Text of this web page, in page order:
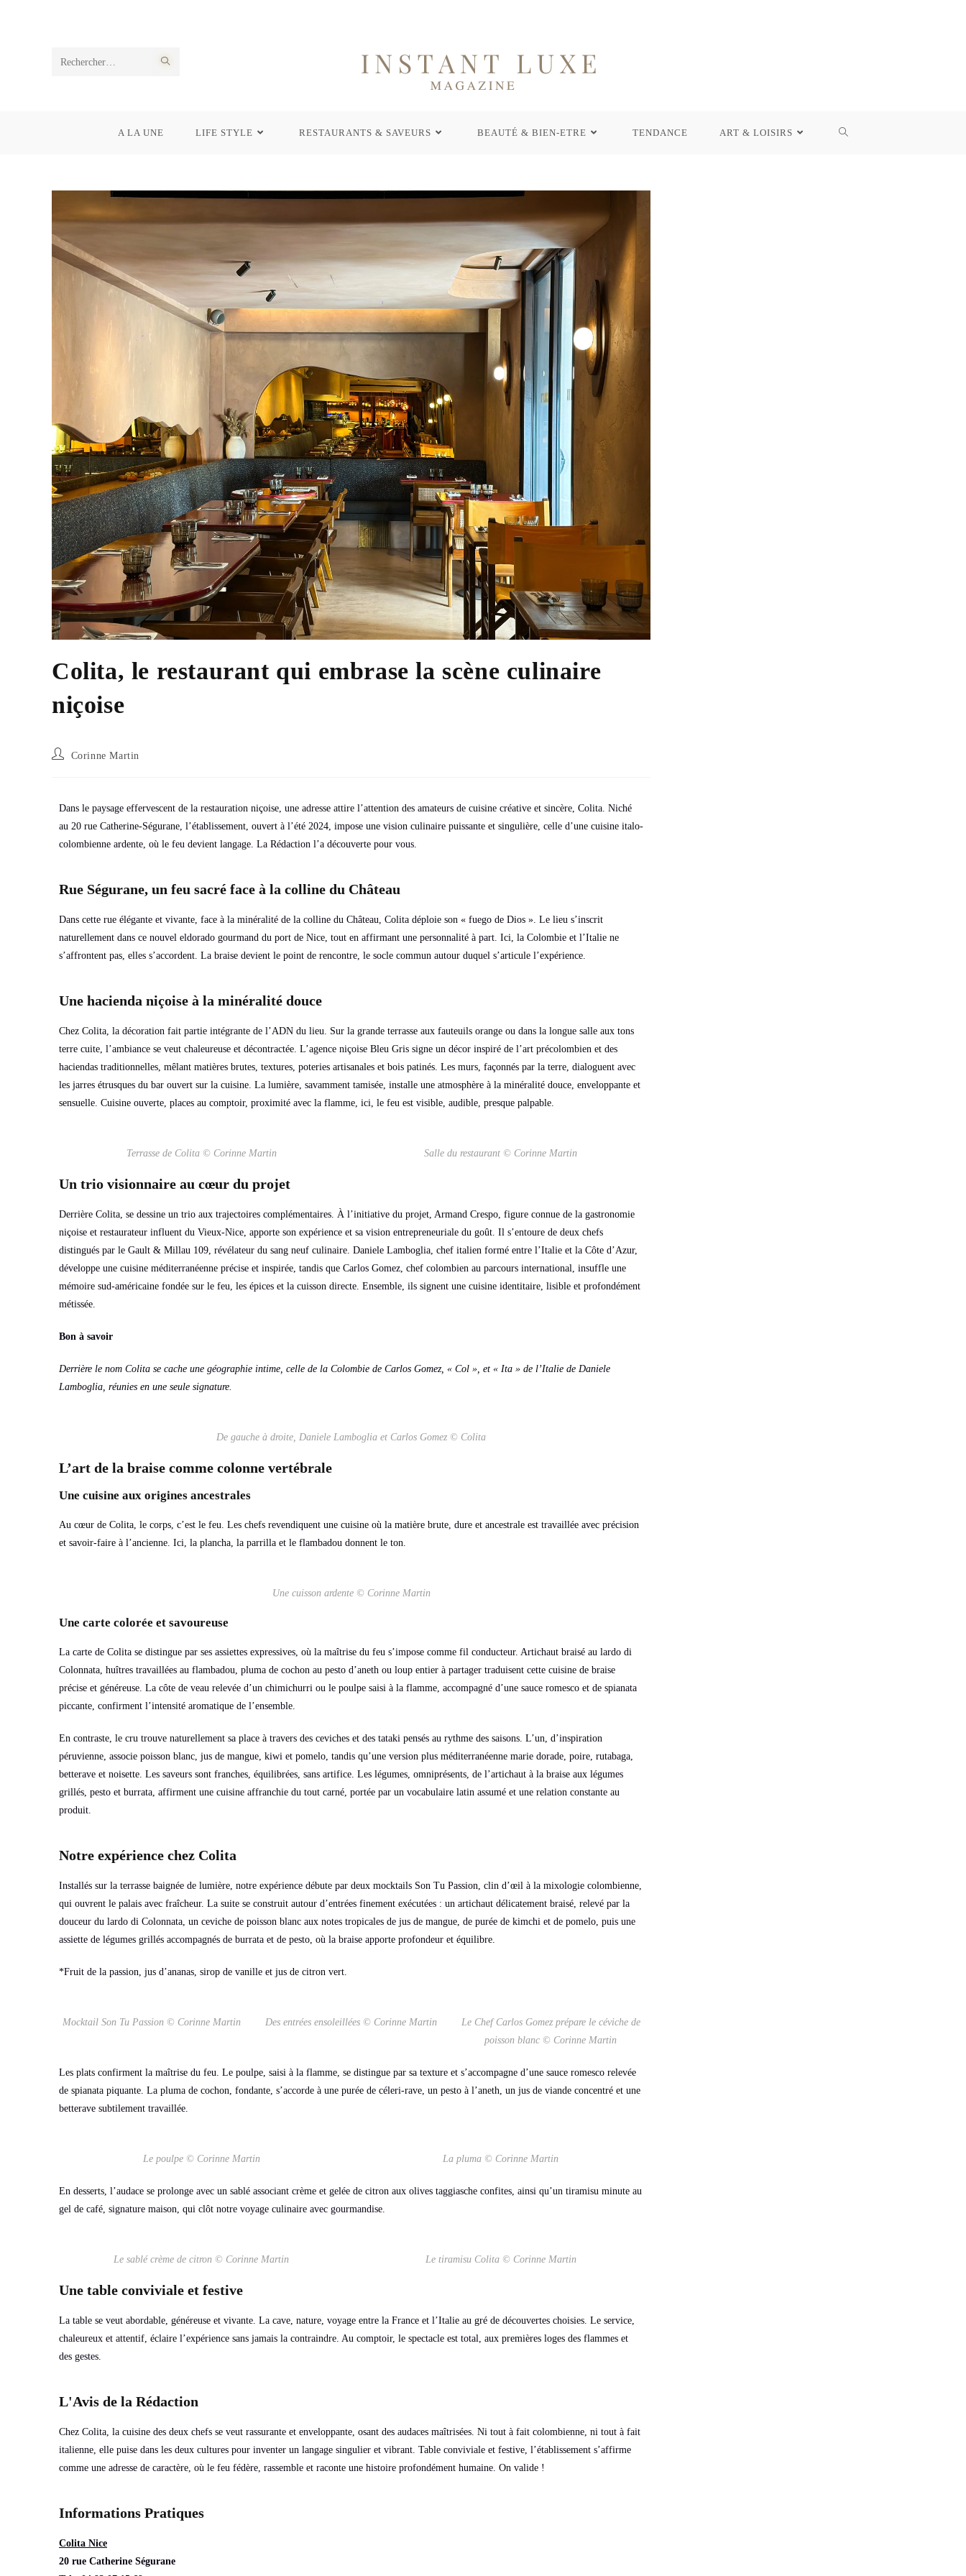
Rechercher
A LA UNE LIFE STYLE RESTAURANTS & SAVEURS BEAUTÉ & BIEN-ETRE TENDANCE ART & LOISIRS
Colita, le restaurant qui embrase la scène culinaire
niçoise
Corinne Martin
Dans le paysage effervescent de la restauration niçoise, une adresse attire l’attention des amateurs de cuisine créative et sincère, Colita. Niché
au 20 rue Catherine-Ségurane, l’établissement, ouvert à l’été 2024, impose une vision culinaire puissante et singulière, celle d’une cuisine italo-
colombienne ardente, où le feu devient langage. La Rédaction l’a découverte pour vous.
Rue Ségurane, un feu sacré face à la colline du Château
Dans cette rue élégante et vivante, face à la minéralité de la colline du Château, Colita déploie son « fuego de Dios ». Le lieu s’inscrit
naturellement dans ce nouvel eldorado gourmand du port de Nice, tout en affirmant une personnalité à part. Ici, la Colombie et l’Italie ne
s’affrontent pas, elles s’accordent. La braise devient le point de rencontre, le socle commun autour duquel s’articule l’expérience.
Une hacienda niçoise à la minéralité douce
Chez Colita, la décoration fait partie intégrante de l’ADN du lieu. Sur la grande terrasse aux fauteuils orange ou dans la longue salle aux tons
terre cuite, l’ambiance se veut chaleureuse et décontractée. L’agence niçoise Bleu Gris signe un décor inspiré de l’art précolombien et des
haciendas traditionnelles, mêlant matières brutes, textures, poteries artisanales et bois patinés. Les murs, façonnés par la terre, dialoguent avec
les jarres étrusques du bar ouvert sur la cuisine. La lumière, savamment tamisée, installe une atmosphère à la minéralité douce, enveloppante et
sensuelle. Cuisine ouverte, places au comptoir, proximité avec la flamme, ici, le feu est visible, audible, presque palpable.
Terrasse de Colita © Corinne Martin Salle du restaurant © Corinne Martin
Un trio visionnaire au cœur du projet
Derrière Colita, se dessine un trio aux trajectoires complémentaires. À l’initiative du projet, Armand Crespo, figure connue de la gastronomie
niçoise et restaurateur influent du Vieux-Nice, apporte son expérience et sa vision entrepreneuriale du goût. Il s’entoure de deux chefs
distingués par le Gault & Millau 109, révélateur du sang neuf culinaire. Daniele Lamboglia, chef italien formé entre l’Italie et la Côte d’Azur,
développe une cuisine méditerranéenne précise et inspirée, tandis que Carlos Gomez, chef colombien au parcours international, insuffle une
mémoire sud-américaine fondée sur le feu, les épices et la cuisson directe. Ensemble, ils signent une cuisine identitaire, lisible et profondément
métissée.
Bon à savoir
Derrière le nom Colita se cache une géographie intime, celle de la Colombie de Carlos Gomez, « Col », et « Ita » de l’Italie de Daniele
Lamboglia, réunies en une seule signature.
De gauche à droite, Daniele Lamboglia et Carlos Gomez © Colita
L’art de la braise comme colonne vertébrale
Une cuisine aux origines ancestrales
Au cœur de Colita, le corps, c’est le feu. Les chefs revendiquent une cuisine où la matière brute, dure et ancestrale est travaillée avec précision
et savoir-faire à l’ancienne. Ici, la plancha, la parrilla et le flambadou donnent le ton.
Une cuisson ardente © Corinne Martin
Une carte colorée et savoureuse
La carte de Colita se distingue par ses assiettes expressives, où la maîtrise du feu s’impose comme fil conducteur. Artichaut braisé au lardo di
Colonnata, huîtres travaillées au flambadou, pluma de cochon au pesto d’aneth ou loup entier à partager traduisent cette cuisine de braise
précise et généreuse. La côte de veau relevée d’un chimichurri ou le poulpe saisi à la flamme, accompagné d’une sauce romesco et de spianata
piccante, confirment l’intensité aromatique de l’ensemble.
En contraste, le cru trouve naturellement sa place à travers des ceviches et des tataki pensés au rythme des saisons. L’un, d’inspiration
péruvienne, associe poisson blanc, jus de mangue, kiwi et pomelo, tandis qu’une version plus méditerranéenne marie dorade, poire, rutabaga,
betterave et noisette. Les saveurs sont franches, équilibrées, sans artifice. Les légumes, omniprésents, de l’artichaut à la braise aux légumes
grillés, pesto et burrata, affirment une cuisine affranchie du tout carné, portée par un vocabulaire latin assumé et une relation constante au
produit.
Notre expérience chez Colita
Installés sur la terrasse baignée de lumière, notre expérience débute par deux mocktails Son Tu Passion, clin d’œil à la mixologie colombienne,
qui ouvrent le palais avec fraîcheur. La suite se construit autour d’entrées finement exécutées : un artichaut délicatement braisé, relevé par la
douceur du lardo di Colonnata, un ceviche de poisson blanc aux notes tropicales de jus de mangue, de purée de kimchi et de pomelo, puis une
assiette de légumes grillés accompagnés de burrata et de pesto, où la braise apporte profondeur et équilibre.
*Fruit de la passion, jus d’ananas, sirop de vanille et jus de citron vert.
Mocktail Son Tu Passion © Corinne Martin Des entrées ensoleillées © Corinne Martin
Le Chef Carlos Gomez prépare le céviche de
poisson blanc © Corinne Martin
Les plats confirment la maîtrise du feu. Le poulpe, saisi à la flamme, se distingue par sa texture et s’accompagne d’une sauce romesco relevée
de spianata piquante. La pluma de cochon, fondante, s’accorde à une purée de céleri-rave, un pesto à l’aneth, un jus de viande concentré et une
betterave subtilement travaillée.
Le poulpe © Corinne Martin La pluma © Corinne Martin
En desserts, l’audace se prolonge avec un sablé associant crème et gelée de citron aux olives taggiasche confites, ainsi qu’un tiramisu minute au
gel de café, signature maison, qui clôt notre voyage culinaire avec gourmandise.
Le sablé crème de citron © Corinne Martin Le tiramisu Colita © Corinne Martin
Une table conviviale et festive
La table se veut abordable, généreuse et vivante. La cave, nature, voyage entre la France et l’Italie au gré de découvertes choisies. Le service,
chaleureux et attentif, éclaire l’expérience sans jamais la contraindre. Au comptoir, le spectacle est total, aux premières loges des flammes et
des gestes.
L'Avis de la Rédaction
Chez Colita, la cuisine des deux chefs se veut rassurante et enveloppante, osant des audaces maîtrisées. Ni tout à fait colombienne, ni tout à fait
italienne, elle puise dans les deux cultures pour inventer un langage singulier et vibrant. Table conviviale et festive, l’établissement s’affirme
comme une adresse de caractère, où le feu fédère, rassemble et raconte une histoire profondément humaine. On valide !
Informations Pratiques
Colita Nice
20 rue Catherine Ségurane